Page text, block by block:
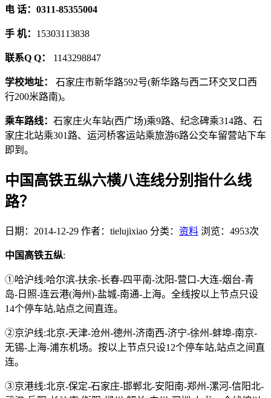
电 话：0311-85355004
手 机： 15303113838
联系Q Q： 1143298847
学校地址： 石家庄市新华路592号(新华路与西二环交叉口西
行200米路南)。
乘车路线： 石家庄火车站(西广场)乘9路、纪念碑乘314路、石
家庄北站乘301路、运河桥客运站乘旅游6路公交车留营站下车
即到。
中国高铁五纵六横八连线分别指什么线
路？
日期：2014-12-29 作者：tielujixiao 分类： 资料 浏览：4953次
中国高铁五纵:
①哈沪线:哈尔滨-扶余-长春-四平南-沈阳-营口-大连-烟台-青
岛-日照-连云港(海州)-盐城-南通-上海。全线按以上节点只设
14个停车站,站点之间直连。
②京沪线:北京-天津-沧州-德州-济南西-济宁-徐州-蚌埠-南京-
无锡-上海-浦东机场。按以上节点只设12个停车站,站点之间直
连。
③京港线:北京-保定-石家庄-邯郸北-安阳南-郑州-漯河-信阳北-